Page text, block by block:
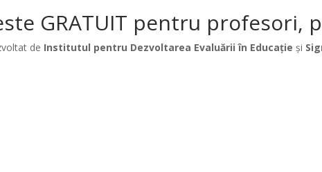
GRATUIT pentru profesori,
de Institutul pentru Dezvoltarea Evaluării în Educație și